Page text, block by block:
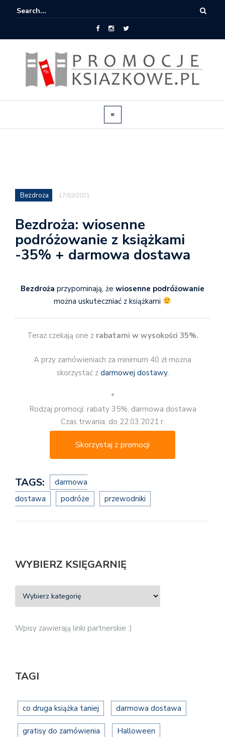
Bezdroża 17/03/2021
Bezdroża: wiosenne
podróżowanie z książkami
-35% + darmowa dostawa
Bezdroża przypominają, że wiosenne podróżowanie
można uskuteczniać z książkami
Teraz czekają one z rabatami w wysokości 35%.
A przy zamówieniach za minimum 40 zł można
skorzystać z darmowej dostawy.
*
Rodzaj promocji: rabaty 35%, darmowa dostawa
Czas trwania: do 22.03.2021 r.
Skorzystaj z promocji
TAGS:
darmowa
dostawa
podróże przewodniki
WYBIERZ KSIĘGARNIĘ
Wpisy zawierają linki partnerskie :)
TAGI
co druga książka taniej darmowa dostawa
gratisy do zamówienia Halloween